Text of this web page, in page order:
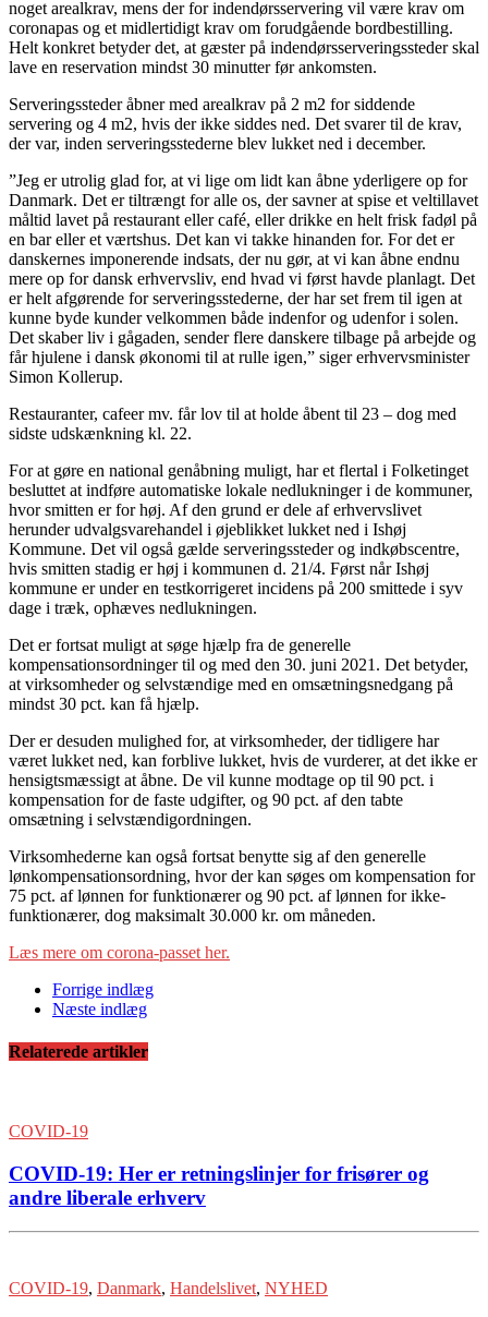
noget arealkrav, mens der for indendørsservering vil være krav om
coronapas og et midlertidigt krav om forudgående bordbestilling.
Helt konkret betyder det, at gæster på indendørsserveringssteder skal
lave en reservation mindst 30 minutter før ankomsten.
Serveringssteder åbner med arealkrav på 2 m2 for siddende
servering og 4 m2, hvis der ikke siddes ned. Det svarer til de krav,
der var, inden serveringsstederne blev lukket ned i december.
”Jeg er utrolig glad for, at vi lige om lidt kan åbne yderligere op for
Danmark. Det er tiltrængt for alle os, der savner at spise et veltillavet
måltid lavet på restaurant eller café, eller drikke en helt frisk fadøl på
en bar eller et værtshus. Det kan vi takke hinanden for. For det er
danskernes imponerende indsats, der nu gør, at vi kan åbne endnu
mere op for dansk erhvervsliv, end hvad vi først havde planlagt. Det
er helt afgørende for serveringsstederne, der har set frem til igen at
kunne byde kunder velkommen både indenfor og udenfor i solen.
Det skaber liv i gågaden, sender flere danskere tilbage på arbejde og
får hjulene i dansk økonomi til at rulle igen,” siger erhvervsminister
Simon Kollerup.
Restauranter, cafeer mv. får lov til at holde åbent til 23 – dog med
sidste udskænkning kl. 22.
For at gøre en national genåbning muligt, har et flertal i Folketinget
besluttet at indføre automatiske lokale nedlukninger i de kommuner,
hvor smitten er for høj. Af den grund er dele af erhvervslivet
herunder udvalgsvarehandel i øjeblikket lukket ned i Ishøj
Kommune. Det vil også gælde serveringssteder og indkøbscentre,
hvis smitten stadig er høj i kommunen d. 21/4. Først når Ishøj
kommune er under en testkorrigeret incidens på 200 smittede i syv
dage i træk, ophæves nedlukningen.
Det er fortsat muligt at søge hjælp fra de generelle
kompensationsordninger til og med den 30. juni 2021. Det betyder,
at virksomheder og selvstændige med en omsætningsnedgang på
mindst 30 pct. kan få hjælp.
Der er desuden mulighed for, at virksomheder, der tidligere har
været lukket ned, kan forblive lukket, hvis de vurderer, at det ikke er
hensigtsmæssigt at åbne. De vil kunne modtage op til 90 pct. i
kompensation for de faste udgifter, og 90 pct. af den tabte
omsætning i selvstændigordningen.
Virksomhederne kan også fortsat benytte sig af den generelle
lønkompensationsordning, hvor der kan søges om kompensation for
75 pct. af lønnen for funktionærer og 90 pct. af lønnen for ikke-
funktionærer, dog maksimalt 30.000 kr. om måneden.
Læs mere om corona-passet her.
Forrige indlæg
Næste indlæg
Relaterede artikler
COVID-19
COVID-19: Her er retningslinjer for frisører og
andre liberale erhverv
COVID-19, Danmark, Handelslivet, NYHED